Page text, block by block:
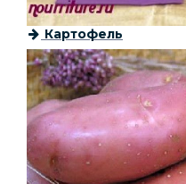
Картофель